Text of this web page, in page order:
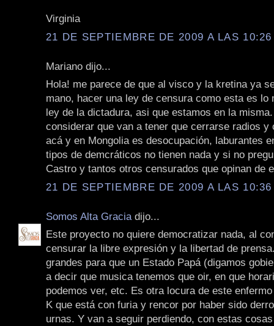
Virginia
21 DE SEPTIEMBRE DE 2009 A LAS
Mariano dijo...
Hola! me parece de que al visco y la kretina ya
mano, hacer una ley de censura como esta es lo
ley de la dictadura, asi que estamos en la
considerar que van a tener que cerrarse radios y
acá y en Mongolia es desocupación, laburantes
tipos de demcráticos no tienen nada y si no
Castro y tantos otros censurados que opinan de
21 DE SEPTIEMBRE DE 2009 A LAS
Somos Alta Gracia dijo...
Este proyecto no quiere democratizar nada, al
censurar la libre expresión y la libertad de
grandes para que un Estado Papá (digamos
a decir que musica tenemos que oir, en que
podemos ver, etc. Es otra locura de este
K que está con furia y rencor por haber sido
urnas. Y van a seguir perdiendo, con estas